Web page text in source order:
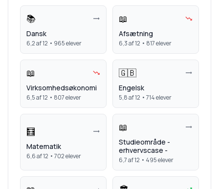
📚
Dansk
6,2af 12 • 965elever
📖
Afsætning
6,3af 12 • 817elever
📖
Virksomhedsøkonomi
6,5af 12 • 807elever
🇬🇧
Engelsk
5,8af 12 • 714elever
🧮
Matematik
6,6af 12 • 702elever
📖
Studieområde -
erhvervscase -
6,7af 12 • 495elever